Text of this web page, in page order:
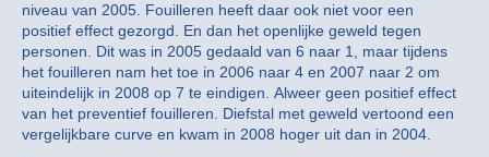
niveau van 2005. Fouilleren heeft daar ook niet voor een
positief effect gezorgd. En dan het openlijke geweld tegen
personen. Dit was in 2005 gedaald van 6 naar 1, maar tijdens
het fouilleren nam het toe in 2006 naar 4 en 2007 naar 2 om
uiteindelijk in 2008 op 7 te eindigen. Alweer geen positief effect
van het preventief fouilleren. Diefstal met geweld vertoond een
vergelijkbare curve en kwam in 2008 hoger uit dan in 2004.